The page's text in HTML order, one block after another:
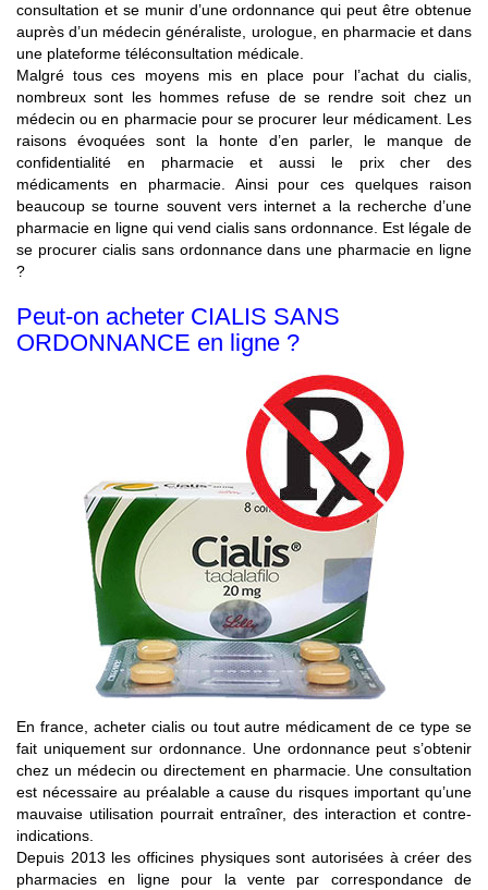
consultation et se munir d’une ordonnance qui peut être obtenue
auprès d’un médecin généraliste, urologue, en pharmacie et dans
une plateforme téléconsultation médicale.
Malgré tous ces moyens mis en place pour l’achat du cialis,
nombreux sont les hommes refuse de se rendre soit chez un
médecin ou en pharmacie pour se procurer leur médicament. Les
raisons évoquées sont la honte d’en parler, le manque de
confidentialité en pharmacie et aussi le prix cher des
médicaments en pharmacie. Ainsi pour ces quelques raison
beaucoup se tourne souvent vers internet a la recherche d’une
pharmacie en ligne qui vend cialis sans ordonnance. Est légale de
se procurer cialis sans ordonnance dans une pharmacie en ligne
?
Peut-on acheter CIALIS SANS
ORDONNANCE en ligne ?
En france, acheter cialis ou tout autre médicament de ce type se
fait uniquement sur ordonnance. Une ordonnance peut s’obtenir
chez un médecin ou directement en pharmacie. Une consultation
est nécessaire au préalable a cause du risques important qu’une
mauvaise utilisation pourrait entraîner, des interaction et contre-
indications.
Depuis 2013 les officines physiques sont autorisées à créer des
pharmacies en ligne pour la vente par correspondance de